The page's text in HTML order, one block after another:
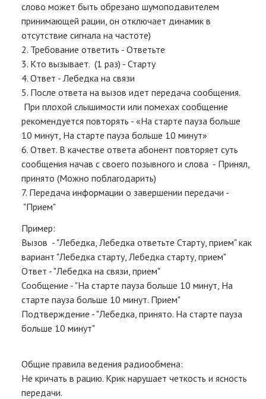
слово может быть обрезано шумоподавителем
принимающей рации, он отключает динамик в
отсутствие сигнала на частоте)
2. Требование ответить - Ответьте
3. Кто вызывает. (1 раз) - Старту
4. Ответ - Лебедка на связи
5. После ответа на вызов идет передача сообщения.
При плохой слышимости или помехах сообщение
рекомендуется повторять - «На старте пауза больше
10 минут, На старте пауза больше 10 минут»
6. Ответ. В качестве ответа абонент повторяет суть
сообщения начав с своего позывного и слова - Принял,
принято (Можно поблагодарить)
7. Передача информации о завершении передачи -
"Прием"
Пример:
Вызов - "Лебедка, Лебедка ответьте Старту, прием" как
вариант "Лебедка старту, Лебедка старту, прием"
Ответ - "Лебедка на связи, прием"
Сообщение - "На старте пауза больше 10 минут, На
старте пауза больше 10 минут. Прием"
Подтверждение - "Лебедка, принято. На старте пауза
больше 10 минут"
Общие правила ведения радиообмена:
Не кричать в рацию. Крик нарушает четкость и ясность
передачи.